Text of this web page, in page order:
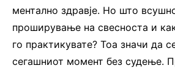
ментално здравје. Но што
проширување на свесноста и
го практикувате? Тоа значи да
сегашниот момент без судење.